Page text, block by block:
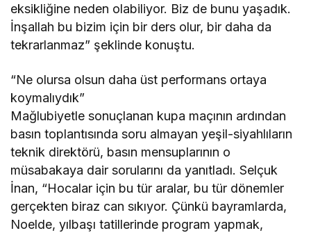
eksikliğine neden olabiliyor. Biz de bunu yaşadık.
İnşallah bu bizim için bir ders olur, bir daha da
tekrarlanmaz” şeklinde konuştu.
“Ne olursa olsun daha üst performans ortaya
koymalıydık”
Mağlubiyetle sonuçlanan kupa maçının ardından
basın toplantısında soru almayan yeşil-siyahlıların
teknik direktörü, basın mensuplarının o
müsabakaya dair sorularını da yanıtladı. Selçuk
İnan, “Hocalar için bu tür aralar, bu tür dönemler
gerçekten biraz can sıkıyor. Çünkü bayramlarda,
Noelde, yılbaşı tatillerinde program yapmak,